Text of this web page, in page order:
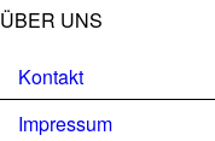
ÜBER UNS
Kontakt
Impressum